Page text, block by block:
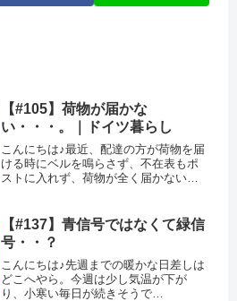
【#105】荷物が届かな
い・・・。｜ドイツ暮らし
こんにちは♪最近、配達の方が荷物を届
ける時にベルを鳴らさず、不在表もポ
ストに入れず、荷物が全く届かない・
ドイツ）携帯で "現在の配達状況" を確
認するといつの間にか、「...
【#137】青信号ではなくて緑信
号・・？
こんにちは♪先週までの暖かな日差しは
どこへやら。今週は少し気温が下が
り、小寒い毎日が続きそうで